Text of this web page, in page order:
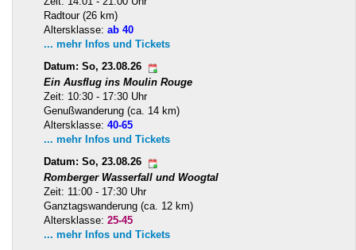
Radtour (26 km)
Altersklasse: ab 40
... mehr Infos und Tickets
Datum: So, 23.08.26
Ein Ausflug ins Moulin Rouge
Zeit: 10:30 - 17:30 Uhr
Genußwanderung (ca. 14 km)
Altersklasse: 40-65
... mehr Infos und Tickets
Datum: So, 23.08.26
Romberger Wasserfall und Woogtal
Zeit: 11:00 - 17:30 Uhr
Ganztagswanderung (ca. 12 km)
Altersklasse: 25-45
... mehr Infos und Tickets